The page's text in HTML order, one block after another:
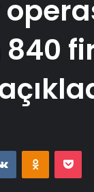
VKontakte